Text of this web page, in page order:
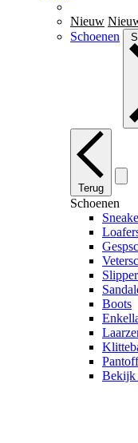
Nieuw
Schoenen
Terug
Schoenen
Boots
Bekijk